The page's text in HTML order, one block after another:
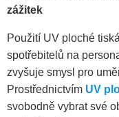
zážitek
Použití UV ploché
spotřebitelů na
zvyšuje smysl pro
Prostřednictvím UV
svobodně vybrat své